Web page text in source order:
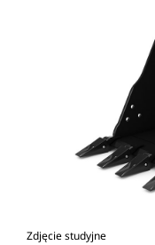
Zdjęcie studyjne